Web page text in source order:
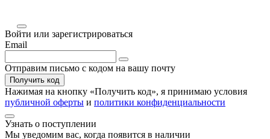
Войти или зарегистрироваться
Email
Отправим письмо с кодом на вашу почту
Получить код
Нажимая на кнопку «Получить код», я принимаю условия
публичной оферты и политики конфиденциальности
Узнать о поступлении
Мы уведомим вас, когда появится в наличии